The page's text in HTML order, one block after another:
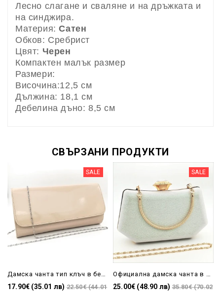
Лесно слагане и сваляне и на дръжката и
на синджира.
Материя:Сатен
Обков: Сребрист
Цвят: Черен
Компактен малък размер
Размери:
Височина:12,5 см
Дължина: 18,1 см
Дебелина дъно: 8,5 см
СВЪРЗАНИ ПРОДУКТИ
SALE
17.90€ (35.01 лв) 22.50€ (44.01
SALE
25.00€ (48.90 лв) 35.80€ (70.02